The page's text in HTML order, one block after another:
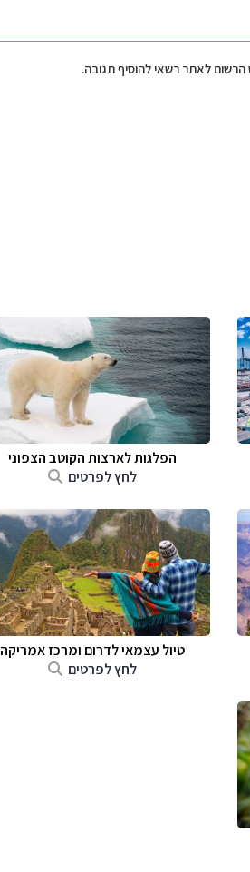
הרשום לאתר רשאי להוסיף תגובה.
הפלגות לארצות הקוטב הצפוני
לחץ לפרטים
טיול עצמאי לדרום ומרכז אמריקה
לחץ לפרטים